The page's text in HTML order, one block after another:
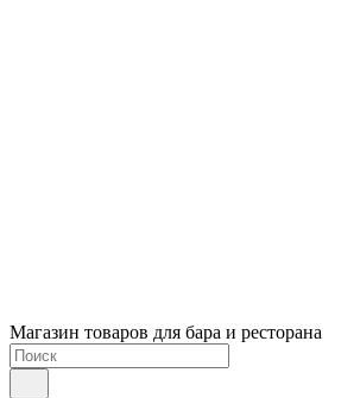
Магазин товаров для бара и ресторана